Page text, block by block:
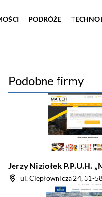
PODRÓŻE
Podobne firmy
Jerzy Niziołek P.P.U.H.
ul. Ciepłownicza 24, 31-